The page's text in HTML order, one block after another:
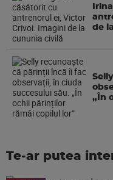
de
„În
Te-ar putea